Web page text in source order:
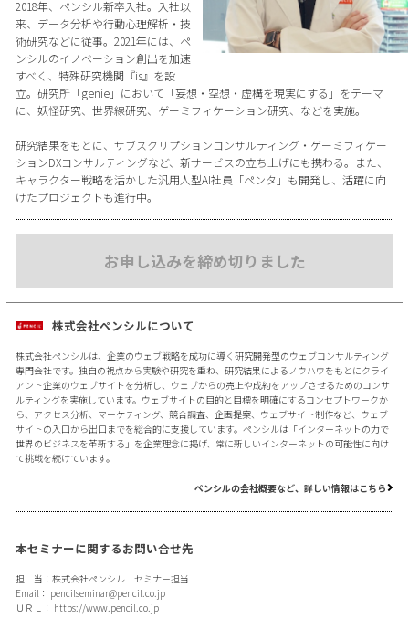
2018年、ペンシル新卒入社。入社以
来、データ分析や行動心理解析・技
術研究などに従事。2021年には、ペ
ンシルのイノベーション創出を加速
すべく、特殊研究機関『is』を設
立。研究所「genie」において「妄想・空想・虚構を現実にする」をテーマ
に、妖怪研究、世界線研究、ゲーミフィケーション研究、などを実施。
研究結果をもとに、サブスクリプションコンサルティング・ゲーミフィケー
ションDXコンサルティングなど、新サービスの立ち上げにも携わる。また、
キャラクター戦略を活かした汎用人型AI社員「ペンタ」も開発し、活躍に向
けたプロジェクトも進行中。
お申し込みを締め切りました
株式会社ペンシルについて
株式会社ペンシルは、企業のウェブ戦略を成功に導く研究開発型のウェブコンサルティング
専門会社です。独自の視点から実験や研究を重ね、研究結果によるノウハウをもとにクライ
アント企業のウェブサイトを分析し、ウェブからの売上や成約をアップさせるためのコンサ
ルティングを実施しています。ウェブサイトの目的と目標を明確にするコンセプトワークか
ら、アクセス分析、マーケティング、競合調査、企画提案、ウェブサイト制作など、ウェブ
サイトの入口から出口までを総合的に支援しています。ペンシルは「インターネットの力で
世界のビジネスを革新する」を企業理念に掲げ、常に新しいインターネットの可能性に向け
て挑戦を続けています。
ペンシルの会社概要など、詳しい情報はこちら
本セミナーに関するお問い合せ先
担 当：株式会社ペンシル セミナー担当
Email： pencilseminar@pencil.co.jp
ＵＲＬ： https://www.pencil.co.jp